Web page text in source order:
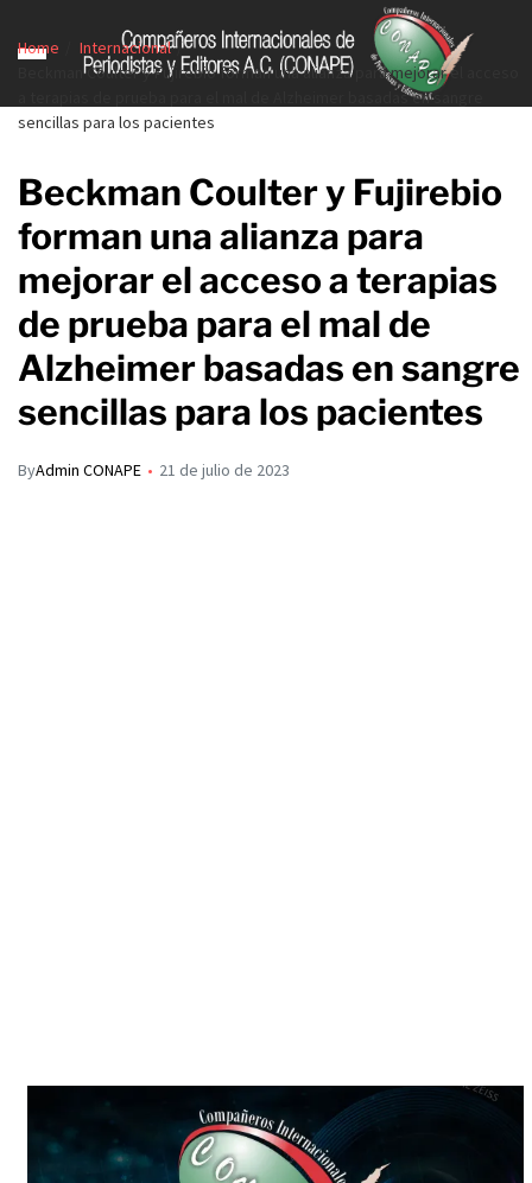
Home
Internacional
Beckman Coulter y Fujirebio forman una alianza para mejorar el acceso
a terapias de prueba para el mal de Alzheimer basadas en sangre
sencillas para los pacientes
Beckman Coulter y Fujirebio
forman una alianza para
mejorar el acceso a terapias
de prueba para el mal de
Alzheimer basadas en sangre
sencillas para los pacientes
ByAdmin CONAPE 21 de julio de 2023